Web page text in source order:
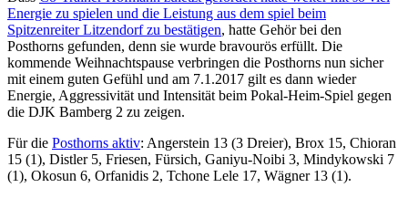
Energie zu spielen und die Leistung aus dem spiel beim
Spitzenreiter Litzendorf zu bestätigen, hatte Gehör bei den
Posthorns gefunden, denn sie wurde bravourös erfüllt. Die
kommende Weihnachtspause verbringen die Posthorns nun sicher
mit einem guten Gefühl und am 7.1.2017 gilt es dann wieder
Energie, Aggressivität und Intensität beim Pokal-Heim-Spiel gegen
die DJK Bamberg 2 zu zeigen.
Für die Posthorns aktiv: Angerstein 13 (3 Dreier), Brox 15, Chioran
15 (1), Distler 5, Friesen, Fürsich, Ganiyu-Noibi 3, Mindykowski 7
(1), Okosun 6, Orfanidis 2, Tchone Lele 17, Wägner 13 (1).